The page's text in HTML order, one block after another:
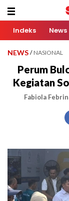
Indeks News
NEWS / NASIONAL
Perum
Kegiatan
Fabiola